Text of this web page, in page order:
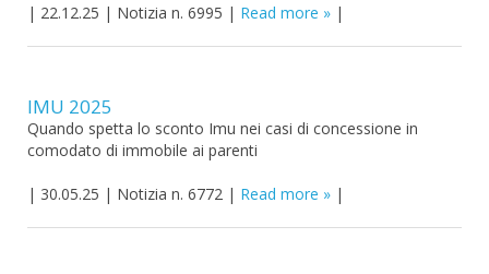
| 22.12.25 | Notizia n. 6995 | Read more |
IMU 2025
Quando spetta lo sconto Imu nei casi di concessione in
comodato di immobile ai parenti
| 30.05.25 | Notizia n. 6772 | Read more |